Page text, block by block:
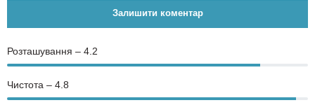
Залишити коментар
Розташування – 4.2
Чистота – 4.8